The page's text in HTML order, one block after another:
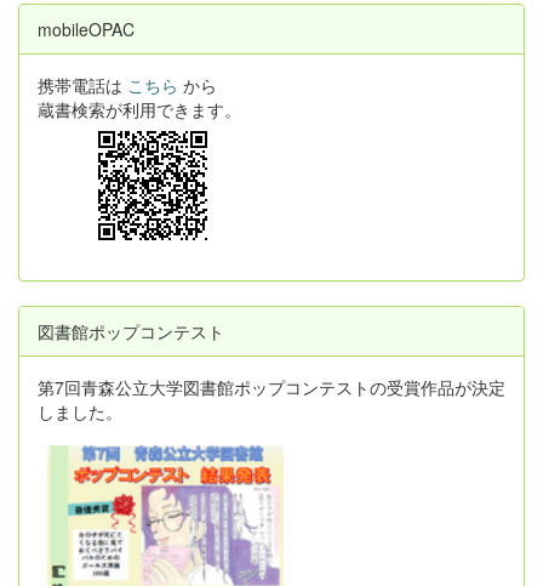
mobileOPAC
携帯電話は こちら から
蔵書検索が利用できます。
図書館ポップコンテスト
第7回青森公立大学図書館ポップコンテストの受賞作品が決定
しました。